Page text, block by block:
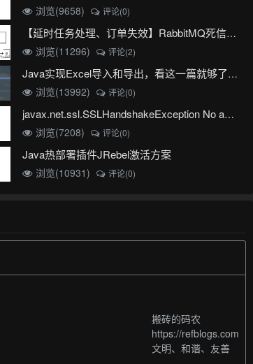
浏览(9658) 评论(0)
【延时任务处理、订单失效】RabbitMQ死信队列实现
浏览(11296)
评论(2)
Java实现Excel导入和导出，看这一篇就够了(珍藏版)
浏览(13992)
评论(0)
javax.net.ssl.SSLHandshakeException No appropriate protocol (protocol is disabled or cipher suites are inappropriate)错误
浏览(7208)
评论(0)
Java热部署插件JRebel激活方案
浏览(10931) 评论(0)
搬砖的码农
https://refblogs.com
文明、和谐、友善